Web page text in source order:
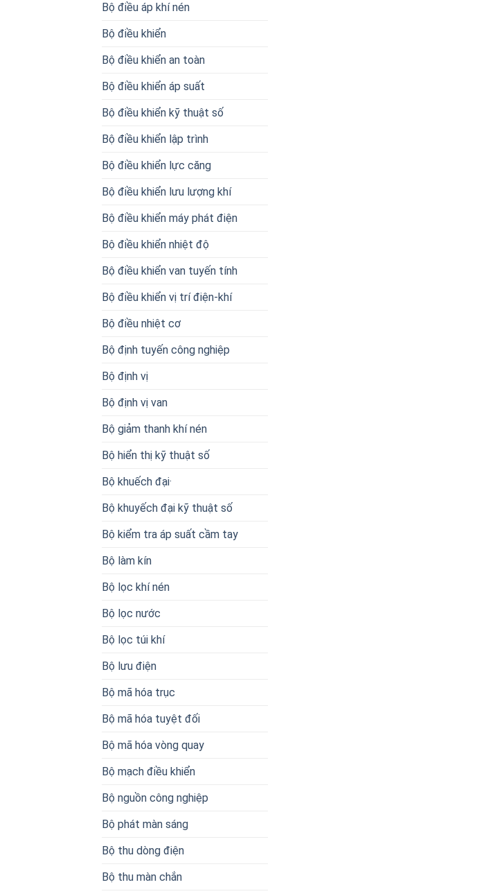
Bộ điều áp khí nén
Bộ điều khiển
Bộ điều khiển an toàn
Bộ điều khiển áp suất
Bộ điều khiển kỹ thuật số
Bộ điều khiển lập trình
Bộ điều khiển lực căng
Bộ điều khiển lưu lượng khí
Bộ điều khiển máy phát điện
Bộ điều khiển nhiệt độ
Bộ điều khiển van tuyến tính
Bộ điều khiển vị trí điện-khí
Bộ điều nhiệt cơ
Bộ định tuyến công nghiệp
Bộ định vị
Bộ định vị van
Bộ giảm thanh khí nén
Bộ hiển thị kỹ thuật số
Bộ khuếch đại·
Bộ khuyếch đại kỹ thuật số
Bộ kiểm tra áp suất cầm tay
Bộ làm kín
Bộ lọc khí nén
Bộ lọc nước
Bộ lọc túi khí
Bộ lưu điện
Bộ mã hóa trục
Bộ mã hóa tuyệt đối
Bộ mã hóa vòng quay
Bộ mạch điều khiển
Bộ nguồn công nghiệp
Bộ phát màn sáng
Bộ thu dòng điện
Bộ thu màn chắn